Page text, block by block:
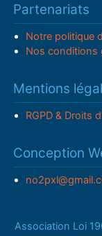
Partenariats
Notre politique
Nos conditions
Mentions
RGPD & Droits
Conception
Association Loi